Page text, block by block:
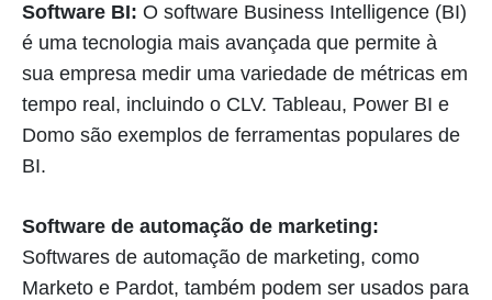
Software BI: O software Business Intelligence (BI)
é uma tecnologia mais avançada que permite à
sua empresa medir uma variedade de métricas em
tempo real, incluindo o CLV. Tableau, Power BI e
Domo são exemplos de ferramentas populares de
BI.
Software de automação de marketing:
Softwares de automação de marketing, como
Marketo e Pardot, também podem ser usados para